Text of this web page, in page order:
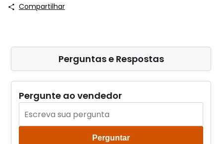
Compartilhar
Perguntas e Respostas
Pergunte ao vendedor
Perguntar